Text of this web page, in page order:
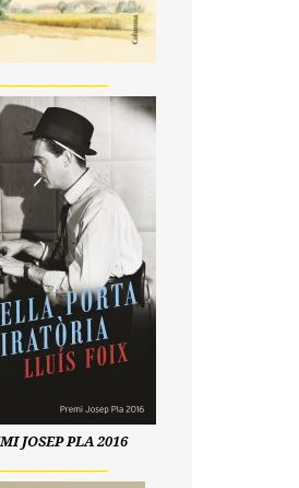
JOSEP PLA 2016